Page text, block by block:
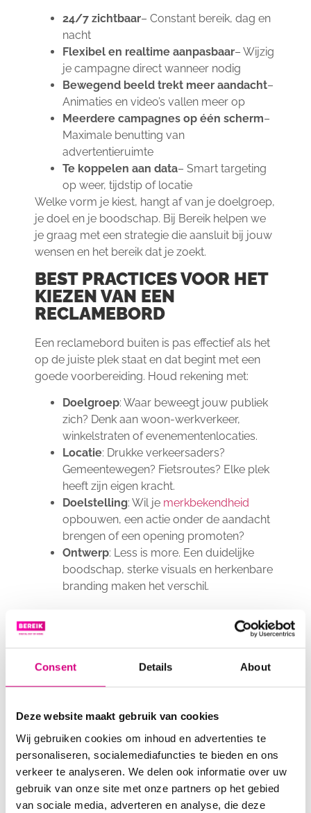
Consent Details About
Deze website maakt gebruik van cookies
Wij gebruiken cookies om inhoud en advertenties te
personaliseren, socialemediafuncties te bieden en ons
verkeer te analyseren. We delen ook informatie over uw
gebruik van onze site met onze partners op het gebied
van sociale media, adverteren en analyse, die deze
24/7 zichtbaar– Constant bereik, dag en
nacht
Flexibel en realtime aanpasbaar– Wijzig
je campagne direct wanneer nodig
Bewegend beeld trekt meer aandacht–
Animaties en video’s vallen meer op
Meerdere campagnes op één scherm–
Maximale benutting van
advertentieruimte
Te koppelen aan data– Smart targeting
op weer, tijdstip of locatie
Welke vorm je kiest, hangt af van je doelgroep,
je doel en je boodschap. Bij Bereik helpen we
je graag met een strategie die aansluit bij jouw
wensen en het bereik dat je zoekt.
BEST PRACTICES VOOR HET
KIEZEN VAN EEN
RECLAMEBORD
Een reclamebord buiten is pas effectief als het
op de juiste plek staat en dat begint met een
goede voorbereiding. Houd rekening met:
Doelgroep: Waar beweegt jouw publiek
zich? Denk aan woon-werkverkeer,
winkelstraten of evenementenlocaties.
Locatie: Drukke verkeersaders?
Gemeentewegen? Fietsroutes? Elke plek
heeft zijn eigen kracht.
Doelstelling: Wil je merkbekendheid
opbouwen, een actie onder de aandacht
brengen of een opening promoten?
Ontwerp: Less is more. Een duidelijke
boodschap, sterke visuals en herkenbare
branding maken het verschil.
Een tip van ons!
Combineer buitenreclame
met je online campagnes. Herkenning
advertenties met maar liefst 316%, volgens een
onderzoek van Nielsen.
IMPACT VAN
BUITENRECLAME OP
MERKZICHTBAARHEID EN
ROI
Het effect van buitenreclame is verrassend